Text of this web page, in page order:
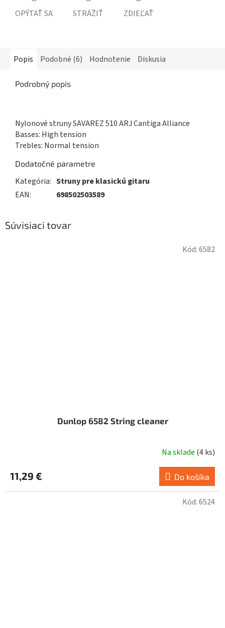
OPÝTAŤ SA STRÁŽIŤ ZDIEĽAŤ
Popis Podobné (6) Hodnotenie Diskusia
Podrobný popis
Nylonové struny SAVAREZ 510 ARJ Cantiga Alliance
Basses: High tension
Trebles: Normal tension
Dodatočné parametre
Kategória: Struny pre klasickú gitaru
EAN: 698502503589
Súvisiaci tovar
Dunlop 6582 String cleaner
Na sklade (4 ks)
11,29 € Do košíka
Kód:6582
Kód:6524